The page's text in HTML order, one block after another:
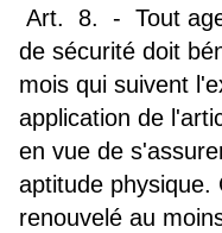
Art. 8. - Tout
de sécurité doit
mois qui suivent
application de
en vue de
aptitude physique.
renouvelé au